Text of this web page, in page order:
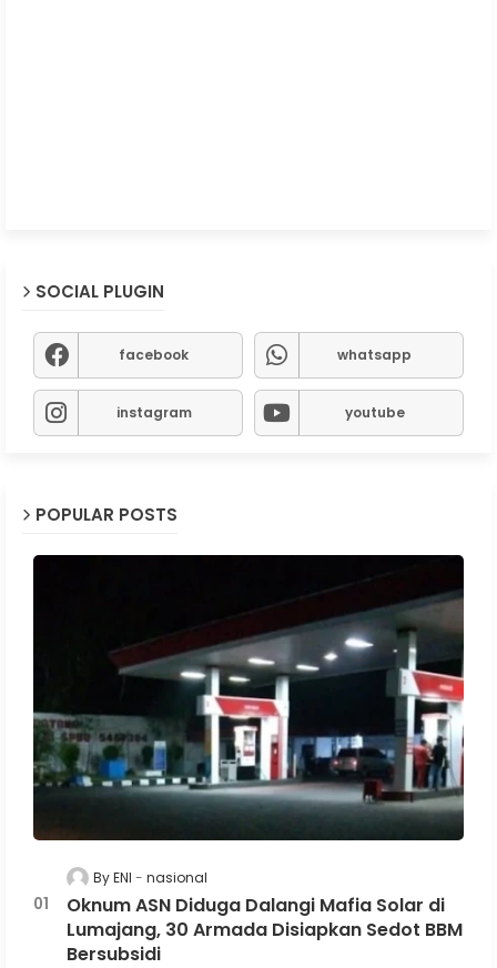
SOCIAL PLUGIN
facebook whatsapp
instagram youtube
POPULAR POSTS
By ENI nasional
Oknum ASN Diduga Dalangi Mafia Solar di
Lumajang, 30 Armada Disiapkan Sedot BBM
Bersubsidi